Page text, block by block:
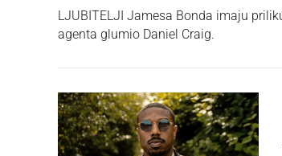
LJUBITELJI Jamesa Bonda imaju
agenta glumio Daniel Craig.